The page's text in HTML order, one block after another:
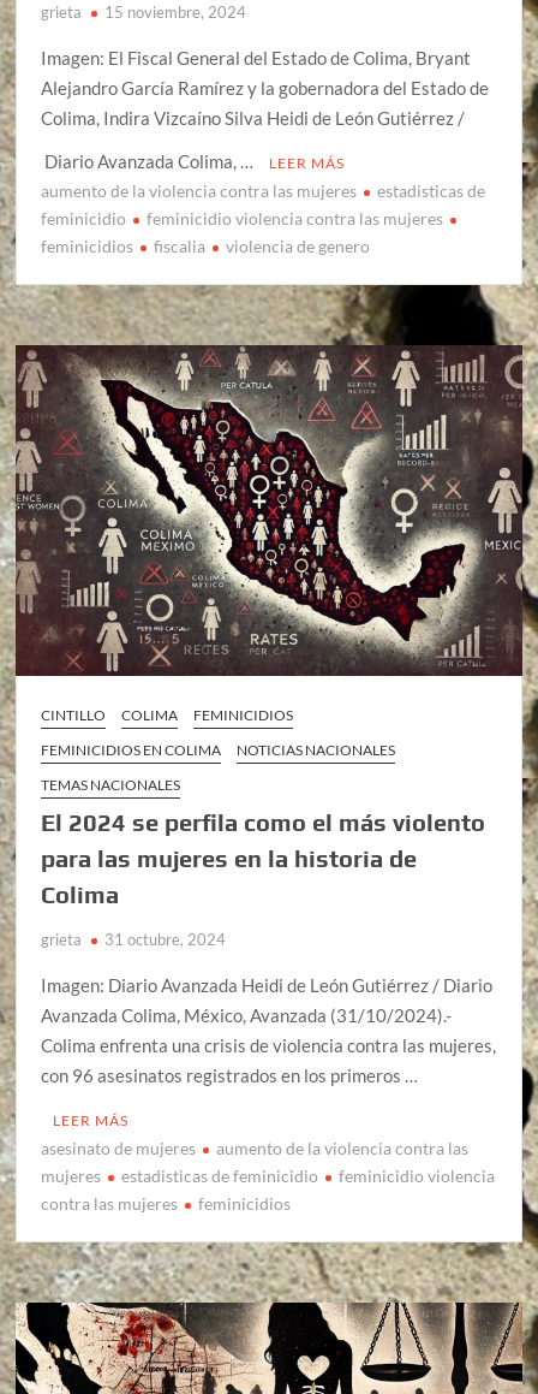
grieta 15 noviembre, 2024
Imagen: El Fiscal General del Estado de Colima, Bryant
Alejandro García Ramírez y la gobernadora del Estado de
Colima, Indira Vizcaíno Silva Heidi de León Gutiérrez /
Diario Avanzada Colima, …
LEER MÁS
aumento de la violencia contra las mujeres
estadisticas de
feminicidio
feminicidio violencia contra las mujeres
feminicidios
fiscalia violencia de genero
CINTILLO COLIMA
FEMINICIDIOS
FEMINICIDIOS EN COLIMA
NOTICIAS NACIONALES
TEMAS NACIONALES
El 2024 se perfila como el más violento
para las mujeres en la historia de
Colima
grieta 31 octubre, 2024
Imagen: Diario Avanzada Heidi de León Gutiérrez / Diario
Avanzada Colima, México, Avanzada (31/10/2024).-
Colima enfrenta una crisis de violencia contra las mujeres,
con 96 asesinatos registrados en los primeros …
LEER MÁS
asesinato de mujeres
aumento de la violencia contra las
mujeres
estadisticas de feminicidio
feminicidio violencia
contra las mujeres
feminicidios